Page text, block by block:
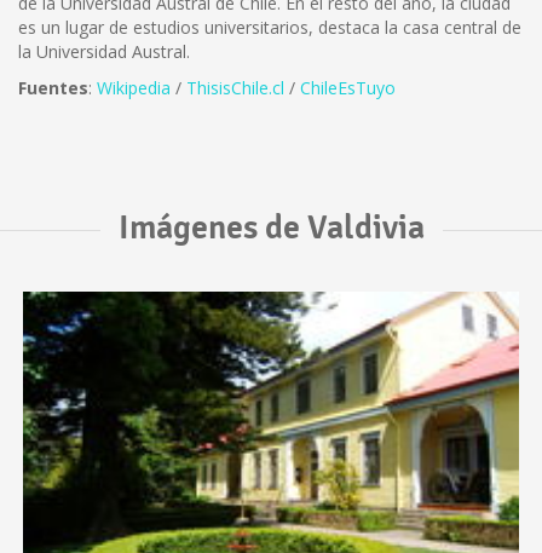
es un lugar de estudios universitarios, destaca la casa central de
la Universidad Austral.
Fuentes: Wikipedia / ThisisChile.cl / ChileEsTuyo
Imágenes de Valdivia